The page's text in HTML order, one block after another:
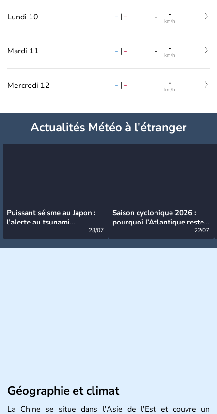
Lundi 10 - | - - -
km/h
Mardi 11 - | - - -
km/h
Mercredi 12 - | - - -
km/h
Actualités Météo à l'étranger
Puissant séisme au Japon :
l’alerte au tsunami
28/07
Saison cyclonique 2026 :
pourquoi l’Atlantique reste
22/07
Géographie et climat
La Chine se situe dans l'Asie de l'Est et couvre un